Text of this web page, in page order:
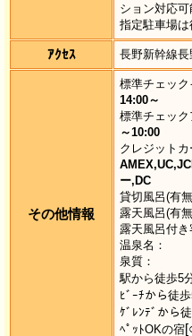
ション対応可
指定駐車場は
ｱｸｾｽ 長野新幹線長
その他情報
標準チェック
14:00～
標準チェック
～10:00
クレジットカ
ー,DC
貸切風呂(有無
露天風呂(有無
露天風呂付き
温泉名：
泉質：
駅から徒歩5
ﾋﾞｰﾁから徒
ｹﾞﾚﾝﾃﾞから
ﾍﾟｯﾄOKの宿